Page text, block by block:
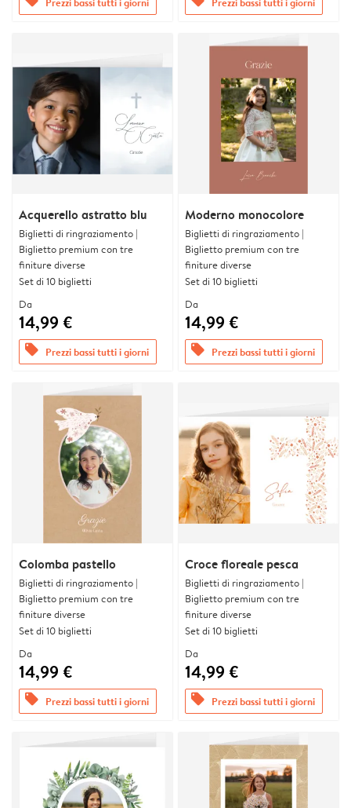
Acquerello astratto blu
Biglietti di ringraziamento |
Biglietto premium con tre
finiture diverse
Set di 10 biglietti
Da
14,99 €
offers Prezzi bassi tutti i giorni
Moderno monocolore
Biglietti di ringraziamento |
Biglietto premium con tre
finiture diverse
Set di 10 biglietti
Da
14,99 €
offers Prezzi bassi tutti i giorni
Colomba pastello
Biglietti di ringraziamento |
Biglietto premium con tre
finiture diverse
Set di 10 biglietti
Da
14,99 €
offers Prezzi bassi tutti i giorni
Croce floreale pesca
Biglietti di ringraziamento |
Biglietto premium con tre
finiture diverse
Set di 10 biglietti
Da
14,99 €
offers Prezzi bassi tutti i giorni